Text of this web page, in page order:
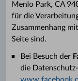
Menlo Park, CA
für die
Zusammenhang
Seite sind.
Bei Besuch der
die